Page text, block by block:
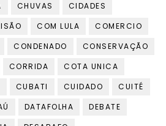
CHUVAS
CIDADES
COM LULA
COMERCIO
CONDENADO
CONSERVAÇÃO
CORRIDA
COTA UNICA
CUBATI CUIDADO
CUITÉ
DATAFOLHA
DEBATE